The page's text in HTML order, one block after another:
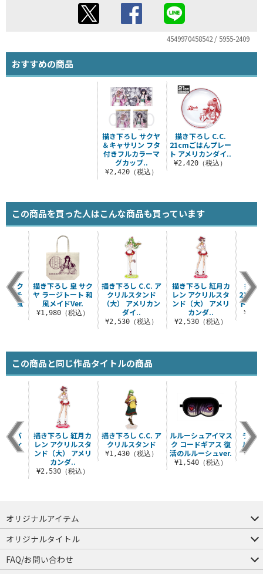
4549970458542 / 5955-2409
おすすめの商品
描き下ろし サクヤ
＆キャサリン フタ
付きフルカラーマ
グカップ..
¥2,420（税込）
描き下ろし C.C.
21cmごはんプレー
ト アメリカンダイ..
¥2,420（税込）
この商品を買った人はこんな商品も買っています
描き下ろし C.C. ア
クリルスタンド
（大） アメリカン
ダイ..
¥2,530（税込）
描き下ろし 紅月カ
レン アクリルスタ
ンド（大） アメリ
カンダ..
¥2,530（税込）
描き
21cm
ト ア
サク
ルチ
和風
描き下ろし 皇 サク
ヤ ラージトート 和
風メイドVer.
¥1,980（税込）
この商品と同じ作品タイトルの商品
描き下ろし C.C. ア
クリルスタンド
¥1,430（税込）
ルルーシュアイマス
ク コードギアス 復
活のルルーシュver.
¥1,540（税込）
ラン
ルビ
サバ
フィ
描き下ろし 紅月カ
レン アクリルスタ
ンド（大） アメリ
カンダ..
¥2,530（税込）
オリジナルアイテム
つままれ
つかまれ
ピョコッテ
オリジナルタイトル
アイテムヤ
ミスカトニック大學購買部
FAQ/お問い合わせ